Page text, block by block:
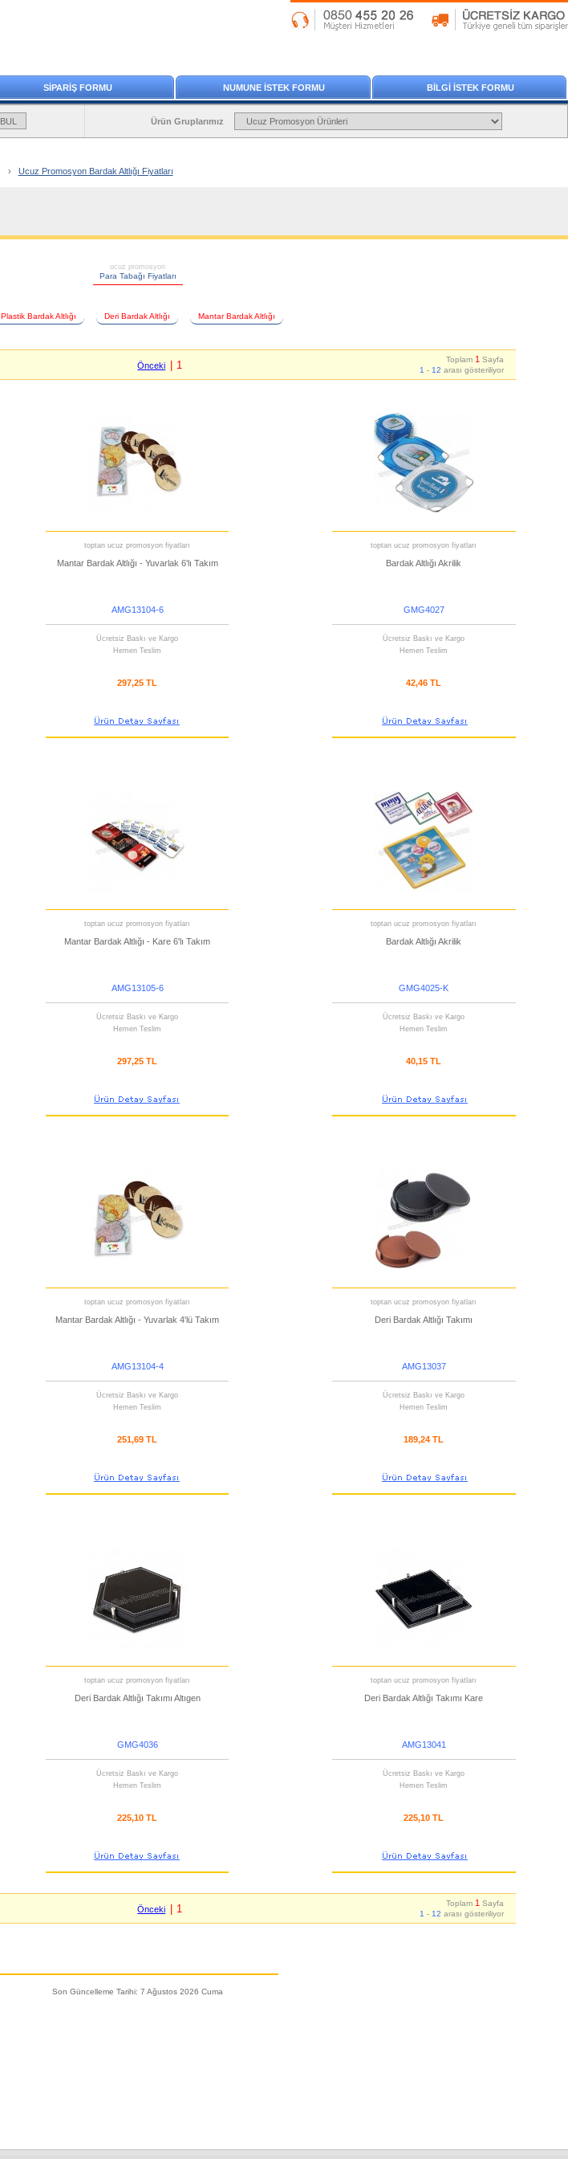
SİPARİŞ FORMU NUMUNE İSTEK FORMU BİLGİ İSTEK FORMU
Ürün Gruplarımız
› Ucuz Promosyon Bardak Altlığı Fiyatları
ucuz promosyon
Para Tabağı Fiyatları
Plastik Bardak Altlığı Deri Bardak Altlığı Mantar Bardak Altlığı
Önceki | 1 Toplam 1 Sayfa
1 - 12 arası gösteriliyor
toptan ucuz promosyon fiyatları
Mantar Bardak Altlığı - Yuvarlak 6'lı Takım
AMG13104-6
Ücretsiz Baskı ve Kargo
Hemen Teslim
297,25 TL
toptan ucuz promosyon fiyatları
Bardak Altlığı Akrilik
GMG4027
Ücretsiz Baskı ve Kargo
Hemen Teslim
42,46 TL
toptan ucuz promosyon fiyatları
Mantar Bardak Altlığı - Kare 6'lı Takım
AMG13105-6
Ücretsiz Baskı ve Kargo
Hemen Teslim
297,25 TL
toptan ucuz promosyon fiyatları
Bardak Altlığı Akrilik
GMG4025-K
Ücretsiz Baskı ve Kargo
Hemen Teslim
40,15 TL
toptan ucuz promosyon fiyatları
Mantar Bardak Altlığı - Yuvarlak 4'lü Takım
AMG13104-4
Ücretsiz Baskı ve Kargo
Hemen Teslim
251,69 TL
toptan ucuz promosyon fiyatları
Deri Bardak Altlığı Takımı
AMG13037
Ücretsiz Baskı ve Kargo
Hemen Teslim
189,24 TL
toptan ucuz promosyon fiyatları
Deri Bardak Altlığı Takımı Altıgen
GMG4036
Ücretsiz Baskı ve Kargo
Hemen Teslim
225,10 TL
toptan ucuz promosyon fiyatları
Deri Bardak Altlığı Takımı Kare
AMG13041
Ücretsiz Baskı ve Kargo
Hemen Teslim
225,10 TL
Önceki | 1 Toplam 1 Sayfa
1 - 12 arası gösteriliyor
Son Güncelleme Tarihi: 7 Ağustos 2026 Cuma